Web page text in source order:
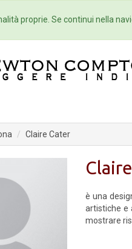
Autori
Claire Cater
è una
artistiche e
mostrare
proprie. Se continui nella